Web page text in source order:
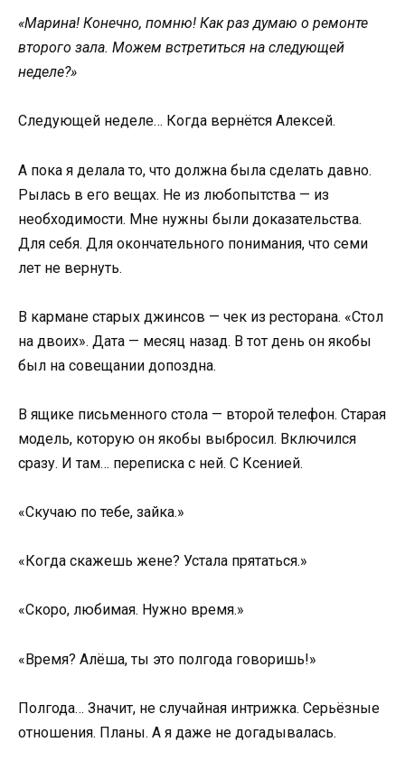
«Марина! Конечно, помню! Как раз думаю о ремонте
второго зала. Можем встретиться на следующей
неделе?»
Следующей неделе… Когда вернётся Алексей.
А пока я делала то, что должна была сделать давно.
Рылась в его вещах. Не из любопытства — из
необходимости. Мне нужны были доказательства.
Для себя. Для окончательного понимания, что семи
лет не вернуть.
В кармане старых джинсов — чек из ресторана. «Стол
на двоих». Дата — месяц назад. В тот день он якобы
был на совещании допоздна.
В ящике письменного стола — второй телефон. Старая
модель, которую он якобы выбросил. Включился
сразу. И там… переписка с ней. С Ксенией.
«Скучаю по тебе, зайка.»
«Когда скажешь жене? Устала прятаться.»
«Скоро, любимая. Нужно время.»
«Время? Алёша, ты это полгода говоришь!»
Полгода… Значит, не случайная интрижка. Серьёзные
отношения. Планы. А я даже не догадывалась.